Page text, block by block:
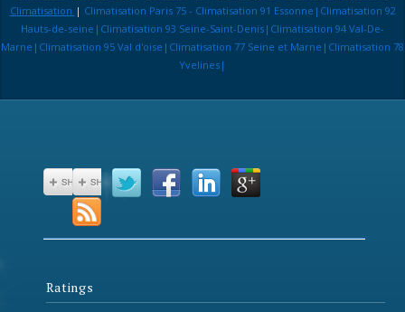
Climatisation | Climatisation Paris 75 - Climatisation 91 Essonne|Climatisation 92
Hauts-de-seine|Climatisation 93 Seine-Saint-Denis|Climatisation 94 Val-De-
Marne|Climatisation 95 Val d'oise|Climatisation 77 Seine et Marne|Climatisation 78
Yvelines|
Ratings